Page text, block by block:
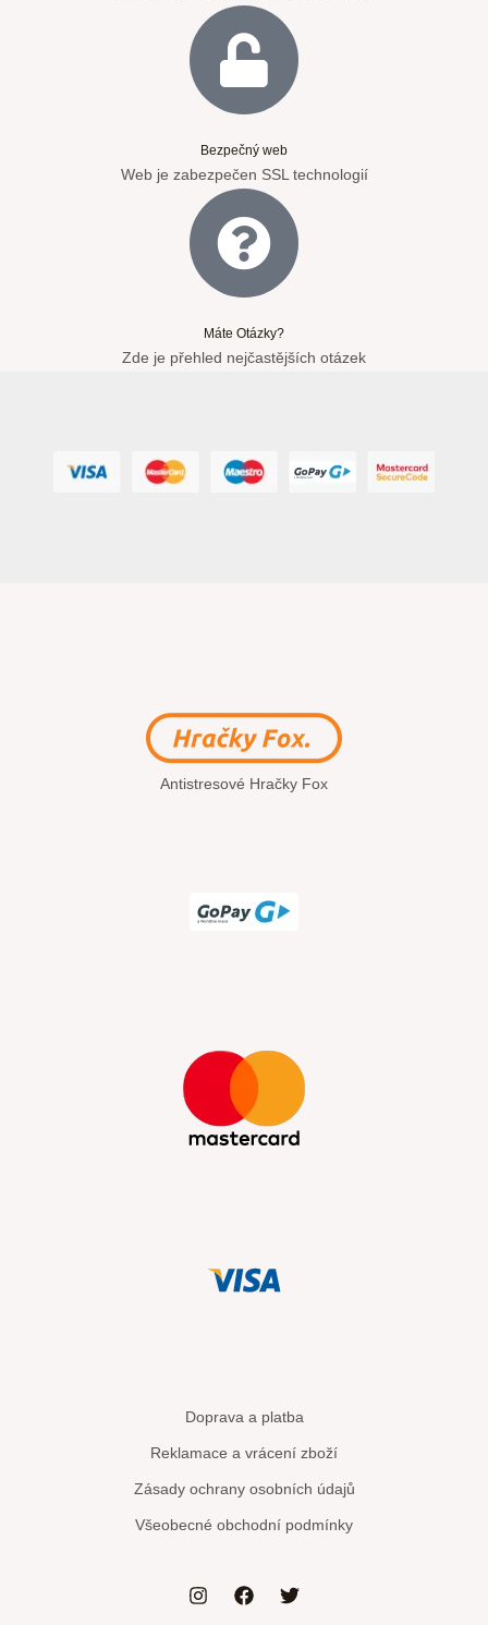
Bezpečný web
Web je zabezpečen SSL technologií
Máte Otázky?
Zde je přehled nejčastějších otázek
Antistresové Hračky Fox
Doprava a platba
Reklamace a vrácení zboží
Zásady ochrany osobních údajů
Všeobecné obchodní podmínky